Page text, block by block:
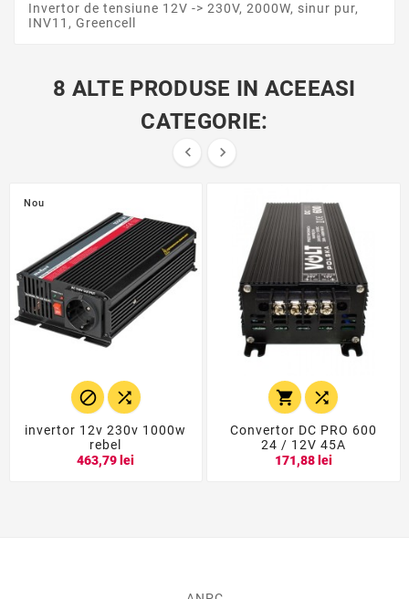
Invertor de tensiune 12V -> 230V, 2000W, sinur pur,
INV11, Greencell
8 ALTE PRODUSE IN ACEEASI
CATEGORIE:
 
Nou
 
invertor 12v 230v 1000w
rebel
463,79 lei
 
Convertor DC PRO 600
24 / 12V 45A
171,88 lei